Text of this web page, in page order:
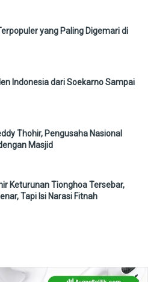
yang Paling Digemari di
Indonesia dari Soekarno Sampai
Thohir, Pengusaha Nasional
Masjid
Keturunan Tionghoa Tersebar,
Tapi Isi Narasi Fitnah